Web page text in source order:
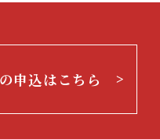
申込はこちら